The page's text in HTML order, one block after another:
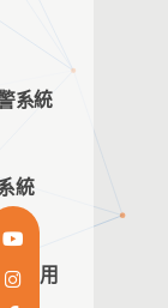
系統
統
應用